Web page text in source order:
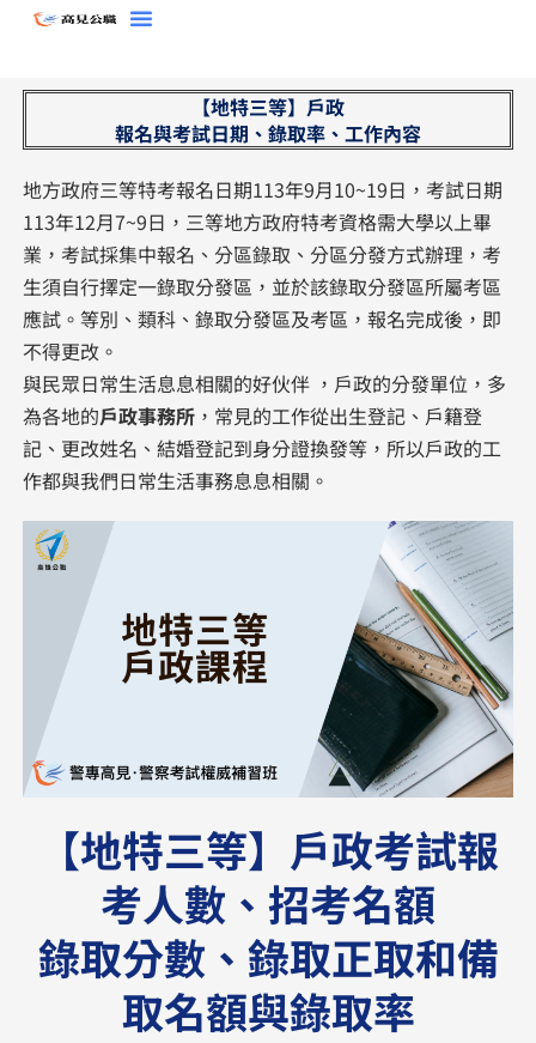
【地特三等】戶政
報名與考試日期、錄取率、工作內容
地方政府三等特考報名日期113年9月10~19日，考試日期
113年12月7~9日，三等地方政府特考資格需大學以上畢
業，考試採集中報名、分區錄取、分區分發方式辦理，考
生須自行擇定一錄取分發區，並於該錄取分發區所屬考區
應試。等別、類科、錄取分發區及考區，報名完成後，即
不得更改。
與民眾日常生活息息相關的好伙伴 ，戶政的分發單位，多
為各地的戶政事務所，常見的工作從出生登記、戶籍登
記、更改姓名、結婚登記到身分證換發等，所以戶政的工
作都與我們日常生活事務息息相關。
【地特三等】戶政考試報
考人數、招考名額
錄取分數、錄取正取和備
取名額與錄取率